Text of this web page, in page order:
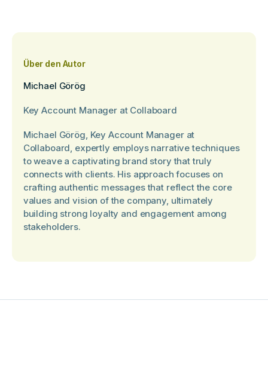
Über den Autor
Michael Görög
Key Account Manager at Collaboard
Michael Görög, Key Account Manager at
Collaboard, expertly employs narrative techniques
to weave a captivating brand story that truly
connects with clients. His approach focuses on
crafting authentic messages that reflect the core
values and vision of the company, ultimately
building strong loyalty and engagement among
stakeholders.